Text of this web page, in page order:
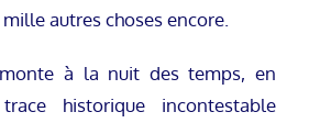
autres choses encore.
à la nuit des temps, en
historique incontestable